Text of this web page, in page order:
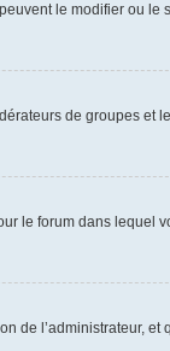
le modifier ou le
de groupes et
le forum dans lequel
de l’administrateur, et